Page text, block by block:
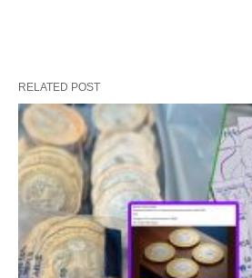
RELATED POST